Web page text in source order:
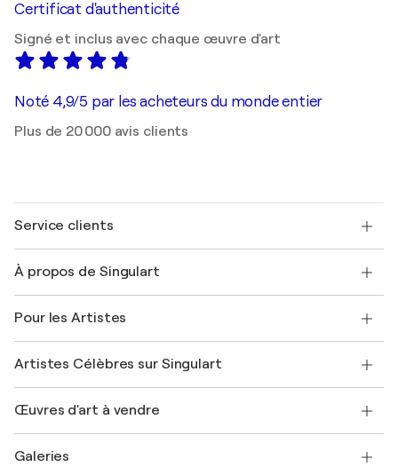
Certificat d'authenticité
Signé et inclus avec chaque œuvre d'art
Noté 4,9/5 par les acheteurs du monde entier
Plus de 20 000 avis clients
Service clients
Expédition
Offrir une carte cadeau
Rejoignez notre programme commercial
Mon compte
+33 1 76 44 06 42
À propos de Singulart
FAQ
Magazine Singulart
Emplois
Découvrez une sélection d'art original
Pour les Artistes
Se connecter en tant qu'Artiste
Artistes Célèbres sur Singulart
Marc Chagall
Banksy
Œuvres d'art à vendre
Tableaux abstraits à vendre
Galeries